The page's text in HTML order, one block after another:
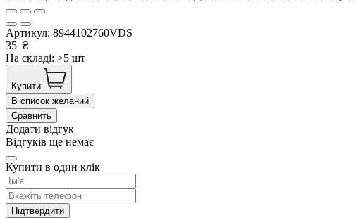
Артикул: 8944102760VDS
35 ₴
На складі: >5 шт
Купити
В список желаний
Сравнить
Додати відгук
Відгуків ще немає
Купити в один клік
Підтвердити